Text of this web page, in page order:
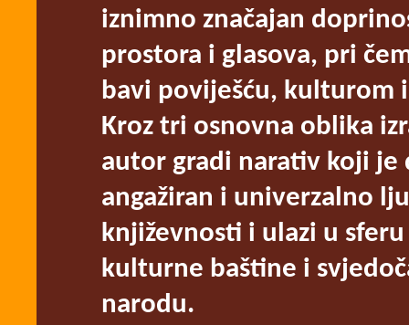
iznimno značajan
prostora i glasova, pri
bavi poviješću, kulturom
Kroz tri osnovna oblika
autor gradi narativ koji
angažiran i univerzalno
književnosti i ulazi u
kulturne baštine i
narodu.